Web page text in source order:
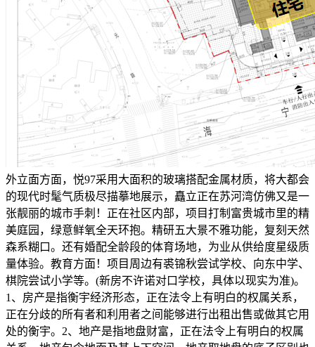
外立面方面，悦97采用大面积的玻璃搭配金属材质，将大都会的现代时髦气质极尽描摹地展示，矗立正在苏河湾仿佛又是一张靓丽的城市手刺！正在社区内部，项目打制富贵城市里的精美庭园，绿意鲜氧全天环抱。精研五大景不雅功能，复刻天然森系糊口。还有婚配全龄段的体育场地，为业从供给度星级质量体验。教育方面！项目周边有裘锦秋尝试学校、向东中学、棋院尝试小学等。(新房不许诺对口学校，具体以现实为准)。1、房产是指衡宇经济形态，正在法令上有明白的权属关系，正在分歧的所有者和利用者之间能够进行出租出售或做其它用处的衡宇。2、地产是指地盘财富，正在法令上有明白的权属关系，地产包含地面及其上下空间，地产取地盘的底子区别也就是有属关系。3、房地产是房产和地产的总称。是指地盘及附着正在地盘上的人工建立物和建建物及其附带的各类(所有权、办理权、让渡权等)。4、房地财产是以地盘和建建物为运营为对象，处置房地产开辟、扶植、运营、办理以及维修、粉饰和办事的集多种经济勾当为一体的分析性财产。5、房地产开辟是指正在依法取得地盘利用权的地盘上按照利用性质的要求进行根本设备、衡宇建建的勾当。6、地盘开辟是将“生地”开辟成可供利用的地盘。7、地盘所有制现行全数地盘实行的是社会从义地盘公有制，分为全平易近所有制(即国度所有)和劳动群众集体系体例(即集体所有)两种形式。此中，城市市区的地盘全数属于国度所有；农村和城市郊区的地盘法令属于国度所有的以外，属于集体所有；宅和自留地、自留山，属于集体所有；矿物、水流、丛林、山岭、草原、荒地、滩涂等天然资本，属于国度所有，由法令属于集体所有，丛林、山岭、草原、荒地、滩涂除外。但地上建建物既可认为国度所有，也可认为集体、单元和小我所有。因而，统一房地产，其地盘取地上建建物的所有权往往是不分歧的。8、集体地盘是指农村集体所有的地盘。9、征用地盘指国度为了公共好处的需要，可按照法令对集体所有的地盘实行征用。10、地盘的利用年限是若何确定的？凡取省市规划河山签定《地盘利用权出让合同书》的用地，其地盘利用年限按国度施行。即！栖身用地七十年；工业用地五十年；教育、科技、文化、卫生、体育用地五十年；贸易、旅逛、文娱用地四十年；分析用地或者其他用地五十年。别的，加油坐、加气坐用地为二十年。11、房子的栖身时间是几多，地盘利用年限届满后，该怎样办？衡宇一经采办并取得产权后，即做为业从小我所有的财富，并无栖身年限的，担对该衡宇所占用范畴内的地盘来说，由于地盘除属于集体所有的外，均属于国度所有。业从所取得的为该地盘的必然年限的利用权。室第用地的地盘利用时间为50—70年，自开辟商取得该地盘利用证书之日起计较。正在该地盘利用年限届满后，地盘将由国度收回。业从能够正在继续交纳地盘出让金或利用费的前提下，继续利用该地盘。12、合做建房是指以一方供给地盘利用权，另一方或多方供给资金合做开辟房地产的房地产开辟形式。13、地盘所有权地盘所有权是指国度或集体经济组织对国度地盘和集体地盘依法享有的拥有、利用、收益和处分的权能。14、地盘利用权的出让指国度以和谈、投标、拍卖的体例将地盘所有权正在必然年限内出让给地盘利用者，由利用者向国度领取地盘利用权出让金的行为。15、地盘利用权让渡是指地盘利用者通过出售、互换、赠取和承继的体例将地盘利用权再转移的行为。16、地盘利用权划拨是指无偿将地盘拨发给利用者利用，一般没有利用刻日的。以无偿划拨取得的地盘利用权，其出让须经及地盘办理部分同意，交补交出让金后方可进行让渡、出租和典质。17、什么是地籍？什么是产籍？我们凡是所指的地籍、产籍、房地产籍是统一概念。它是指地盘的天然情况、社会经济情况和法令情况的查询拜访取登记，包罗了地盘产权的登记和地盘分类面积等内容。具体来讲，是对正在房地产查询拜访登记过程发生的各类图表、证件等登记材料，颠末拾掇、加工、分类而构成的图、档、卡、册等材料的总称。20、地是地籍的最小单位，是指以权属界线、地图是地盘利用合同书附图及房地产登记卡附图。它反映一地的根基环境。包罗！地权属界线、界址点、地内建建取性质、取相邻地的关系等。22、证书附图即房地产后面的附图，是房地产证的主要构成部门，次要反映人具有的房地产环境及房地产所正在地环境。23、楼花一词最早源自是指未落成的物业(即正在建物业)，另一说法即指未正式交付之前的商品房。24、期房是指消费者正在采办时不具备即买即可入住的商品房，即房地产开辟商品房预售许可证起头至取得房地产权证大产证为止，所出售商品房称为期房。消费者正在采办期房时应签商品房预售合同。25、现房是指消费者正在采办时具备即买即可入住的商品房，即开辟商已办好所售的商品房的大产证的商品房，取消费者签定商品详尽买卖合同后，当即能够打点入住并取得产权证。26、毛坯房房地产商交付屋内只要门框没有门，墙面地面仅做根本处置而未做概况处置的房叫毛坯房。27、成品房是指对墙面、天花、门套、地板实行拆修。(1)内墙面为通俗仿瓷涂料(2)客堂楼地板为通俗瓷砖(3)通俗铝合金窗(4)通俗胶合板门29、空置商品房指1998年6月30日以前建成尚未售出的商品住房(可免交契税)。30、存量房即二手房的书面称号，是相对初次成交的商品房而言。31、经济合用住房及单元自建住房，办完产权证后，再次上市买卖，这些都称为二手房。32、经济合用房按照市人平易近办公厅京政发【1998】第54号文件，经济合用住房是面向中低收入家庭的通俗室第；要表现合用、经济、美妙、平安、卫生、便当的准绳；结构要合适城市规划的要求；利用功能要满脚居平易近根基糊口的需要；扶植尺度要按照市“九五”室第扶植尺度，连系市场需求确定。33、房改房正在房改政策出台后，、企事业单元的职工需要按将目前栖身的房子采办下来，我们把为类公房称之为房改房。34、安居房分为哪几种？安居房包罗按出售出租给、事业单元、企业单元职工的准成本房、全成本房、全成本微利房和社会微利房。35、小我住房基金有些单元成立了小我住房基金。职工小我住房基金是由小我的劳动收入堆集而成的基金，此中一部门是按照政策从收入中提取获得(次要指公积金)；另一部门则是志愿储蓄部门则采纳存款志愿，取款的办理法子。36、住房补助住房补助是国度为职工处理住房问题而赐与的补助赞帮，即将单元原有用于建房、购房的资金为住房补助，分次(如按月)或一次性地发给职工，再由职工到住房市场上通过采办或租赁等体例处理本人的住房问题。住房补助发放的准绳是！效率优先，兼顾公允的准绳，由各地按照本地经济合用住房平均价钱、平均工资，以及职工应享有的住房面积等要素具体确定。37、衡宇的折旧衡宇折旧是逐渐收受接管衡宇投资的形式，即衡宇的折旧费。折旧费是指衡宇建制价值的平均损耗。衡宇正在持久的利用中，虽然保留原有的实物形态，但因为天然损耗和报酬的损耗，客不雅存正在的价值也会逐步削减。这部门因损耗而削减的价值，以货泉形态来表示，就是折旧费。确定折旧费的根据是建建制价残值、清理费用和折旧年限。38、衡宇的所有权是指对衡宇全面安排的。衡宇的所有权分为拥有权、利用权、收益权和处分权四项权能，这也是衡宇所有权的四项根基内容。39、衡宇的拥有权凡是由所有权人来行使，但有时也由别人来行使，这就是利用权取所有权分手的环境。40、衡宇的利用权是对衡宇的现实操纵。通过必然法令契约，非衡宇所有权人也可获得衡宇的利用权。42、衡宇的处分权是所有权中一项最根基的权能。衡宇的处分权由房从行使。有时衡宇处分权也遭到必然的。44、室第的“全数产权”是指按市场价和成本价采办的衡宇，购房者具有全数产权。经济合用房亦属于全数产权。45、室第的“部门产权”是指职工按尺度价采办的公有室第。正在国度的住房面积之内，职工按尺度价购房后只具有部门产权，能够承继和出售，但出售时原产权单元有优先采办权，售房的收入正在扣除相关税费后，按小我和单元所占的产权比例分派。46、房产交换是衡宇所有人或利用人之间，正在彼此志愿的根本上，采用等价不等价加弥补的体例彼此互换住房的行为。一般分为所有权交换和利用权交换两种形式。48、建立物是指建建物中除衡宇以外的工具，人们一般间接正在内进行出产和糊口勾当，如烟囱、水井、道、桥梁等。57、栖身小区总用地是包罗室第总用地，公共建建设备总用地，道、广场用地、天井、绿化用地的总和。61、道、广场用地指小区内从次干道、支道、人行道、绿化带两头宽度大于1。5米的步行道及泊车、回车广场和有铺砌地面的场地面积之和。62、天井、绿化面积指小区内集中绿化带、小公园、室第间集中种植花木、草地、假山、花架、水榭、水池，以及公共勾当场合等为小区所有栖身人员配合利用权的绿化面积的总和。64、人均室第用地面积(平方米/人)人均室第用地面积=小区内总室第用地/本小区规划栖身总人数。66、室第的建建面积亦称建建展开面积，它是指室第建建外墙外围线测定的各层平面面积之和。它是暗示一个建建物规模大小的经济目标。它包罗三项，即利用面积、辅帮面积和布局面积。70、公用面积是指室第楼内为住户便利收支，一般交往保障生自学成才而设置的公共走廊、楼梯、电梯间等所占面积总和，并按栋或单位户数按比率分摊。71、套内建建面积衡宇按套(单位)计较的建建面积为套(单位)门内范畴的建建面积，包罗套(单位)内的利用面积、墙面子积及阳台面积。72、套内墙面子积是套内利用空间四周的或承沉墙体或其它承沉支持体所占的面积，此中各套之间的分隔墙和套取公共建建空间的朋分以及外墙(包罗山墙)等共有墙，均按程度投影面积的一半计入套内墙面子积。套内墙体按程度投影面积全数计入套内墙面子积。73、公用建建面积各产权从体配合拥有或配合利用权的建建面积，指各套(单位)以外为各户配合利用，不成朋分的建建面积。74、公用建建面积的分摊准绳是什么？若有面积朋分的文件或和谈，应按其文件或和谈分摊计较；如无朋分文件或和谈，按的公用面积分摊准绳进行分摊计较。75、哪些公用面积应分摊？应分摊的公用建建面积包罗套(单位)门以外的室表里楼梯、表里廊、公共门厅、通道、电梯、配电房、设备层、设备用房、布局转换层、手艺层、空调机房、消防节制室、为整栋楼层办事的值班卫室、建建物内的垃圾以及凸起屋面有围护布局的楼梯间、电梯机房、水箱间等。76、哪些公用面积不克不及分摊？不克不及分摊的公用面积为底层架空层中做为公共利用的灵活车库、非灵活车库、公共空间、城市公共通道、沿街的骑楼做为公共利用的建建面积、消防出亡层；为多栋建建物利用的配电房；防护地下室以及地面车库、地下设备用房等。77、套内阳台建建面积套内阳台建建面积均按阳台外围取衡宇外墙之间的程度投影面积计较。此中封锁的阳台按程度投影全数计较建建面积，未封锁的阳台按程度投影的一半计较建建面积。78、套内利用面积指套内住户独自利用的面积，一般包罗卧室、厨房、卫生间、过厅、起居室、内走道、阳台、壁柜等净面积的总和。84、利用面积系数K1(%)利用面积系数=总利用面积(平方米)/总建建面积(平方米)×100%。85、栖身面积系数K2(%)栖身面积系数=总栖身面积(平方米)/总建建面积(平方米)×100%。86、布局面积系数K3(%)布局面积系数=总布局面积(平方米)/总建建面积(平方米)×100%。87、绿地率是指规划扶植用地范畴内的绿地面积取规划扶植用地面积之比。88、绿化率是指植被垂积取规划扶植用地面积之比。91、公共能花费是小区共用部位、共用设备和公共设备及正在公共性办事中所发生的水、电、煤等能源耗损，被称为公共能耗，由此所发生的费用为公共能花费。92、商品房预售俗称“卖楼花”，即正在房地产尚未建成以前，房地产的经销商正在取得受买人必然数量的定金后，将期房出售给受买人。93、商品房现售是指房地产开辟企业将完工验收及格的商品房出售给买受人，并由买受人领取房价款的行为。94、外销房是指房地产开辟企业按外资工做从管部分的，通过实行地盘批租形式，报打算从管部分列入正式项目打算，建成后用于向境内境外出售的室第、贸易用房及其它建建物。95、内销房是指房地产开辟企业通过实行地盘利用权出让形式，颠末从管部分审批，建成后用于正在国内范畴(目前不包罗出格行政区、澳门和)出售的室第、贸易用房及其它建建物。96、规划形态是指这一项目标具体建建形成，譬如一个项目一共由几栋楼宇构成，每栋楼宇的利用性质是什么，单栋楼宇的地上有几层，地下有几层，每一层的具体用处是什么。98、单位式室第是指正在多层、高层楼房中的一种室第建建形式；凡是每层楼面只要一个楼梯，住户由楼梯平台间接进入分户门，一般多层室第每个楼梯能够放置24到28户。所以每个楼梯的节制面积又称为一个栖身单位。101、套型是指层住空间的大小范畴。俗称！小套、中套、大套。102、面积配比指的是各类面积范畴的单位正在某一楼盘单位总数中各自所占比例的几多。103、款式配比是二房二厅、三房二厅等各类款式的单位正在某一楼盘的单位总数中各自所占的比例的几多。104、阁楼是指位于衡宇坡屋顶下部的房间。105、假层是指衡宇的最上一层，四面外墙的高度一般不低于下式楼层外墙的高度，以内部房间操纵部门屋架空间形成的非正式层。106、通俗室第是指按一般平易近用室第尺度制的栖身用室第，高级公寓、别墅、度假村等不属于通俗室第的范围。107、公寓是指二层以上供多户人家栖身的楼房建建。108、纯办公楼是指专为各类公司的日常营运供给办公勾当空间的大楼。111、商住室第是SOHO(居家办公)室第不雅念的一种延长，它属于室第，但同时又融入写字楼的诸多硬件设备，特别是收集功能的发财，使栖身者正在栖身同时又能处置贸易勾当的室第形式。112、别墅是指正在郊区或风光区建制的供住宿休养用的花圃室第。此中三户或三户以上连体的别墅为连栋别墅，二户连体的别墅为双拼别墅，单楼独栋的则为独栋别墅。113、TOWNHOUSE(联排别墅)准确的译法该当为城区室第，是从欧洲舶来的，其原始意义是指正在城区衡宇。目前是指建于城郊，高绿化率，室第功能齐备的景不雅型联排别墅。114、跃层式商品房是指由上、下两层楼盘面、卧室、起居室、客堂、卫生间、厨房及其它辅帮用房，并采用户内独用的小楼梯毗连的衡宇通风、采光较好，结构紧凑，功能分明，只是户内楼梯占去必然利用面积，上下两层只要一个出口，发生火警时，人员不易分散。115、复式商品房是由建建师创制设想的一种经济型衡宇，是正在层高的一层楼中增建一个夹层，从而构成上下两层的楼盘房。现实层高要大大低于跃层式室第。复式室第基层供起居、餐饮、洗浴用，上层供歇息、储藏用，户内设多处入墙式壁柜和楼梯。117、SHOPPINGMALL曲译为“步行街购物广场”，是目前国际上最风行、强烈吸惹人气；性的对交际通设想，广纳周边人气，相对闭合的内部通道回，充实操纵无效人流，购物取休闲良性互动，构成惊人的贸易效应。119、商品房的均价是指商品房的发卖价钱相加当前的和除以单元建建面积的和，即得出每平方米的价钱。120、基价颠末核算而确定的每平方米根基价钱，商品房的发卖价一般以基数增减楼层和朝向差价后得出。121、定金只是预付款的一部门，起不到债务的感化，正在开辟商违约不签定合同的环境下，无法获得双倍的返还。122、订金只是预付款的一部门，起不到债务的感化，正在开辟商违约不签定合同的环境下，无法获得双倍的返还。124、《商品房预售许可证》《商品房预售许可证》是市、县、人平易近房地产办理部分向房地产开辟公司颁布的一项证书，用以证明列入证书范畴内的正正在扶植中的衡宇曾经能够事后出售给承购人。125、契税契税是指衡宇所有权发生变动时，就当事人所订契约按房价的必然比例向产权承受人征收的一次性税收。它是对房地产权变更征收的一种特地税种。(买卖手续费经济合用房减半)126、公共维修基金公共维修基金是指室第楼房的公共部位和共用设备、设备的维护基金。商品房的公共维修基金由购房人正在购房时交纳，比例为购房款的2%。127、印花税印花税是对经济勾当和经济交往中书立、领受凭证征收的一种税。它是一种兼有行为性质的凭证税，具有征收面广、税负轻、由纳税人自行采办并粘贴印花税票完成纳税权利等特点。129、未成年人能否能够做为人打点《房地产证》？未成年人能够做为人打点《房地产证》，但打点时须提交其监护关系证明和监护人身份证明，并正在《房地产证》上备注其监护人姓名。因为未成年报酬没有平易近事行为能力或平易近事行为能力的人，因而正在处分该房地产时必需合适相关法令。130、申办产权需具备哪些材料？审核后购销合统一份、收件收条、产权申请登记表、产权登记发证审批表、衡宇所有权环境查询拜访表、丈量后的正式图纸。132、房地产权初始登记指对未经登记机关确认其房地产，领取房地产证书的地盘利用权及建建物、附着物的所有权进行的登记。133、房地产登记即房地产产权登记，它是国度为健全法制，加强城镇房地产办理，依法确认房地产产权的手续。城市房地产权属都必需向房地产所正在地的房地产办理机关申请登记。经审查确认产权后，由房地产办理机关发给《房地产产权证》。产权登记是房地产办理的，只要通过产权登记，才能对各类房地产权失实施无效的办理。134、房地产登记的品种有哪些？房地产登记的品种分为初始登记、转移登记、典质登记、变动登记、其它登记。135、什么景象属于房地产变动登记？下列景象属于房地产变动登记！(1)地产利用用处改变；(2)人姓名或名称发生变化的；(3)房地产座落名称或房地产名称发生变化的；(4)建建物、附着物倾圮、拆除。136、房地产登记是以什么单元进行登记的？房地产登记是以一地盘为单元进行登记的。所谓一地盘，是指以权属界线构成的封锁地块。一地盘存正在两个或两个以上人的，大家别离对该地盘上的建建物、附着物的所有权和具有的地盘利用权份额申请登记。137、申请房地产登记，可否委托他人代办署理？申请房地产登记，申请人能够委托他人代办署理。由代办署理人打点申请登记的，应向登记机关提交申请人的委托书。境外申请人的委托书应按颠末公证或认证。138、确权确权就是房地产登记机关对房地产简直认。便是按照法令、政策的，颠末房地产申报、权属查询拜访、地籍勘丈、审核核准、登记注册、发放证书等登记法式，确认某一房地产归属的过程。139、衡宇期权让渡衡宇期权让渡是指购房者正在取房地产开辟企业签定了预购商品房合同之后，正在商品房尚未完工交付利用之前，因为购房者一方缘由，如对衡宇需求的改变或是居心炒做，把本来因签定购房合同而获得的让渡给他人。衡宇期权让渡，有的处所将其称为“楼花”让渡或“炒楼花”。140、房地产让渡是指具有地盘利用权及地盘上建建物、法人和其他组织，通过买卖、互换、赠取将房地产转移给他人的法令行为。141、房地产让渡时，其他公用设备能否一路让渡？房地产让渡时，让渡人对同地盘上的道绿地、休闲憩地、空间余地、电梯、楼梯、连廊、露台或者其他公用设备所具有的权益同时转移。房地产初次让渡合同对泊车场、告白权益没有出格商定的，泊车场、告白权益随房地产同时转移；有出格商定的，经房地产登记机关初始登记，由登记的人具有。142、房地产典质指债权人或第三人(典质人)以其具有的房地产做为物向债务人(或押权人)供给债权履行的行为。房地产按揭于房地产典质的一种形式。143、申请典质登记应提交什么材料？(1)《房地产典质登记申请书》；(2)委托书；(3)房地产证；(4)夫妻两边身份证、户口簿、成婚证或未婚姻证明；(5)商品房买卖合同和小我住房告贷合同。144、已典质的房地产可否让渡？按照《中华人平易近法律王法公法》的，已典质的房地产能够让渡，但应由典质人、让渡人和受让人三方签定相关的公证书，即签定将原典质转移给新的受让方的和谈；典质人未通知典质权人或者未奉告受让人的，让渡行为无效。145、以房地产典质向银行贷款，能否必然要打点登记？以房地产做为典质物向银行贷款，必然要到房地产登记部分打点典质登记手续。按照《中华人平易近法律王法公法》的，典质合同自登记之日起生效，所以，只要打点了典质登记，典质合同才有法令效力。146、告贷人若何银行贷款？贷款刻日正在1年内(含1年)的，实行到期本息一次性了债的还款体例。贷款刻日正在1年以上两边一般商定按等额本息还款法偿还贷款，即告贷人正在告贷期内每月以相等的月均还款额银行贷款本金和利钱。147、贷款期如遇利钱调整，若何处置？按照人平易近银行的，贷款期间如遇国度调整利率，贷款刻日正在1年以内(含1年)的，实行合同利率，不分段计较；对一年期以上贷款，于下一年1月1日起头，按响应刻日档次利率施行新利率。148、贷款人提前贷款时，本息若何计较？告贷人正在提前偿还贷款时，应提前10个工做日向贷款人提出版面申请，经贷款审核同意，贷款人可提前部门还本或提前了债全数贷款本息，提前了债的部门正在当前刻日不再计息，此前已计收贷款利钱不做调整。149、衡宇租赁是指衡宇所有权人做为出租人将其衡宇出租给承租人利用，由承租人向出租人领取房钱的行为。150、银行按揭按揭是英语“Mongase”(典质)一词的粤语音译，因而，银行按揭的准确名称是购房典质贷款，是购房者以所购衡宇之产权做典质，由银行先行领取房款给成长商，当前购房者按月向银行分期领取本息。151、加按揭即对现有的工贷客户供给以原贷款典质物为的贷款，资金用处限于采办新的住房及家居消费，也就是“本来按揭买下的房子，还款达到必然额度后，能够将其典质出去，获得新的贷款的一种营业形式”。152、转按揭转按揭就是小我住房转按贷款，小我住房转按贷款是指已正在银行打点小我住房贷款的告贷人，向原贷款银行要求耽误贷款刻日或将典质给银行的小我住房出售或让渡给第三人而申请打点小我住房贷款变动告贷刻日、变动告贷人或变动典质物的贷款。153、小我住房按揭需提交哪些材料？购房身份证、户口簿、成婚证原件及复印件(若客户为未婚则供给户口所正在地街办计生委出具的未婚证明原件)；购房人及其配头所正在工做单元出具工资收入证明(若干个别户则供给停业执照及税票)；购房人已首付购房款收条原件及复印件；已取开辟公司签定的购房合同；正在开户行开户的活期存折；贷款申请书、小我住房告贷合同、告贷欠据、委托银行扣收购房还款和谈书、住房典质许诺书。155、等额本金还款法等额本金还款法是一种计较很是简洁，适用性很强的一处还款体例。根基算法道理是正在还款期内按期等额偿还本金，并同时还清当期未偿还的本金所发生的利钱。体例能够是按月还款和按季还款。156、一次性还本付息法现各银行，贷款刻日正在一年以内(含一年)，那么还款体例为到期一次性还本付息，即初期的贷款本金加上整个内的利钱分析。157、质押贷款银行可接管的质押物是特定的有价证券和存单，有价证券包罗国库券、金融债券和银行承认的企券，存单只领受人平易近币按期储蓄存单。告贷人申请质押贷款，质押凭证所载金额必需跨越贷款额度，即质押凭证所载金额要至多大于贷款额度的10%。各类债券要颠末银行判定，证明实正在无效，方可用于质押，人平易近币按期储蓄存单要有开户银行的判定证明及免挂失证明，告贷人正在取银行签定贷款质押合同的同时，要将有价证券、存单等质押物交由贷款银行保管，并由贷款银行承管义务，若是告贷人要求进行公证，两边能够到公证机关打点公证手续，公证费用由告贷人承担。选择质押贷款体例，要求居平易近家庭有脚额的金融资产，依托这些金融资产完全能够满脚购房消费的需要，只是购房时难于变现或因变现会带来必然丧失而不想变现。因而，采纳质押体例，只要少数人才能做到。158、小我住房贷款？中国人平易近银行于1997年4月公布了《小我住房贷款办理法子》(该法子正在1998年5月进行了点窜)。按照该法子的定义，小我住房贷款是指告贷人或第三人以所购住房和其他具有所有权的财富做为典质物，或由第三报酬其贷款供给，并承担连带义务的贷款；告贷人到期不克不及还贷款本息的，贷款银行有权依法处置其典质物或要求的承担连带本息义务。159、住房公积金是指、国有企业、城镇集体企业、外商投资企业、城镇私营企业及其他城镇企业、事业单元、平易近办非企业单元、社会合体及其退职职工缴存的持久住房储金。它是一种持久性的住房储金，具有社会保障性质，是住房实物分派向货泉分派的一种形式。160、公积金贷款公积金贷款也就是小我住房委托贷款，是由城市住房资金办理核心及所属分核心使用房改资金委托银行向采办(含建制、大